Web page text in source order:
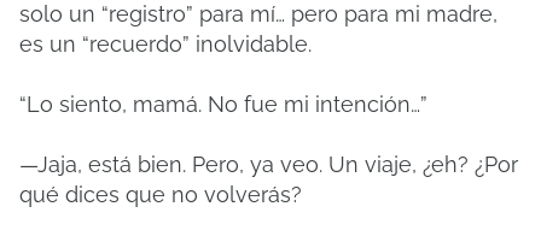
solo un “registro” para mí… pero para mi madre,
es un “recuerdo” inolvidable.
“Lo siento, mamá. No fue mi intención…”
—Jaja, está bien. Pero, ya veo. Un viaje, ¿eh? ¿Por
qué dices que no volverás?